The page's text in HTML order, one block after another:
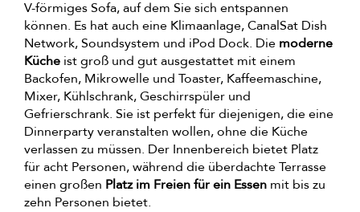
V-förmiges Sofa, auf dem Sie sich entspannen
können. Es hat auch eine Klimaanlage, CanalSat Dish
Network, Soundsystem und iPod Dock. Die moderne
Küche ist groß und gut ausgestattet mit einem
Backofen, Mikrowelle und Toaster, Kaffeemaschine,
Mixer, Kühlschrank, Geschirrspüler und
Gefrierschrank. Sie ist perfekt für diejenigen, die eine
Dinnerparty veranstalten wollen, ohne die Küche
verlassen zu müssen. Der Innenbereich bietet Platz
für acht Personen, während die überdachte Terrasse
einen großen Platz im Freien für ein Essen mit bis zu
zehn Personen bietet.